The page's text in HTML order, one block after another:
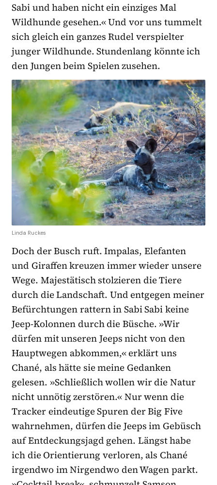
Sabi und haben nicht ein einziges Mal
Wildhunde gesehen.« Und vor uns tummelt
sich gleich ein ganzes Rudel verspielter
junger Wildhunde. Stundenlang könnte ich
den Jungen beim Spielen zusehen.
Linda Ruckes
Doch der Busch ruft. Impalas, Elefanten
und Giraffen kreuzen immer wieder unsere
Wege. Majestätisch stolzieren die Tiere
durch die Landschaft. Und entgegen meiner
Befürchtungen rattern in Sabi Sabi keine
Jeep-Kolonnen durch die Büsche. »Wir
dürfen mit unseren Jeeps nicht von den
Hauptwegen abkommen,« erklärt uns
Chané, als hätte sie meine Gedanken
gelesen. »Schließlich wollen wir die Natur
nicht unnötig zerstören.« Nur wenn die
Tracker eindeutige Spuren der Big Five
wahrnehmen, dürfen die Jeeps im Gebüsch
auf Entdeckungsjagd gehen. Längst habe
ich die Orientierung verloren, als Chané
irgendwo im Nirgendwo den Wagen parkt.